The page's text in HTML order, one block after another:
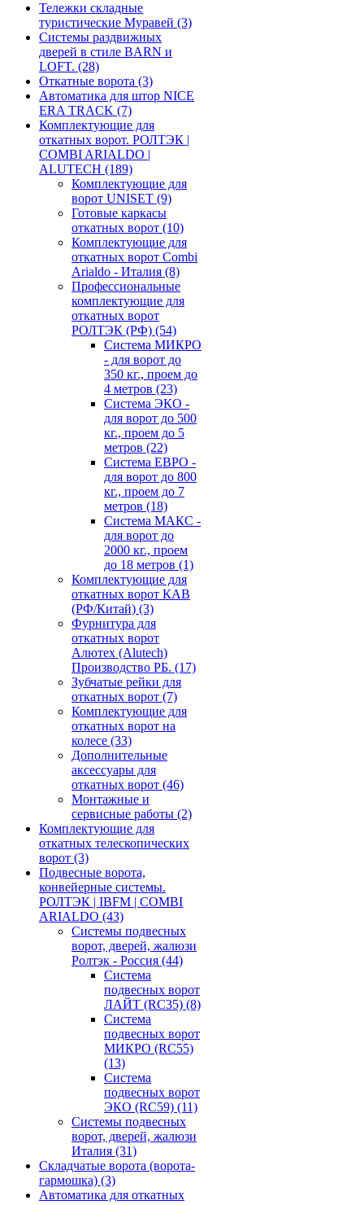
Тележки складные
туристические Муравей (3)
Системы раздвижных
дверей в стиле BARN и
LOFT. (28)
Откатные ворота (3)
Автоматика для штор NICE
ERA TRACK (7)
Комплектующие для
откатных ворот. РОЛТЭК |
COMBI ARIALDO |
ALUTECH (189)
Комплектующие для
ворот UNISET (9)
Готовые каркасы
откатных ворот (10)
Комплектующие для
откатных ворот Combi
Arialdo - Италия (8)
Профессиональные
комплектующие для
откатных ворот
РОЛТЭК (РФ) (54)
Система МИКРО
- для ворот до
350 кг., проем до
4 метров (23)
Система ЭКО -
для ворот до 500
кг., проем до 5
метров (22)
Система ЕВРО -
для ворот до 800
кг., проем до 7
метров (18)
Система МАКС -
для ворот до
2000 кг., проем
до 18 метров (1)
Комплектующие для
откатных ворот КАВ
(РФ/Китай) (3)
Фурнитура для
откатных ворот
Алютех (Alutech)
Производство РБ. (17)
Зубчатые рейки для
откатных ворот (7)
Комплектующие для
откатных ворот на
колесе (33)
Дополнительные
аксессуары для
откатных ворот (46)
Монтажные и
сервисные работы (2)
Комплектующие для
откатных телескопических
ворот (3)
Подвесные ворота,
конвейерные системы.
РОЛТЭК | IBFM | COMBI
ARIALDO (43)
Системы подвесных
ворот, дверей, жалюзи
Ролтэк - Россия (44)
Система
подвесных ворот
ЛАЙТ (RC35) (8)
Система
подвесных ворот
МИКРО (RC55)
(13)
Система
подвесных ворот
ЭКО (RC59) (11)
Системы подвесных
ворот, дверей, жалюзи
Италия (31)
Складчатые ворота (ворота-
гармошка) (3)
Автоматика для откатных